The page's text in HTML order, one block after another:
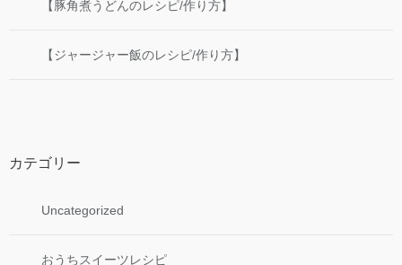
【豚角煮うどんのレシピ/作り方】
【ジャージャー飯のレシピ/作り方】
カテゴリー
Uncategorized
おうちスイーツレシピ